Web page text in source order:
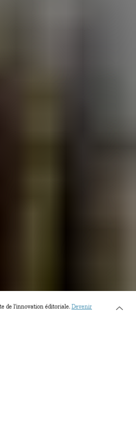
de l’innovation éditoriale. Devenir